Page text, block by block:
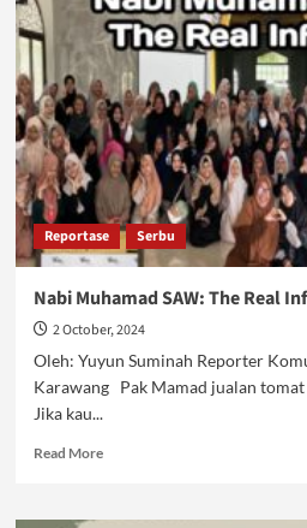
Rahmatan
lil
A’lamin
Reportase Serbu
Nabi Muhamad SAW: The Real
2 October, 2024
Oleh: Yuyun Suminah Reporter
Karawang Pak Mamad jualan
Jika kau...
Read MoreRead
Nabi